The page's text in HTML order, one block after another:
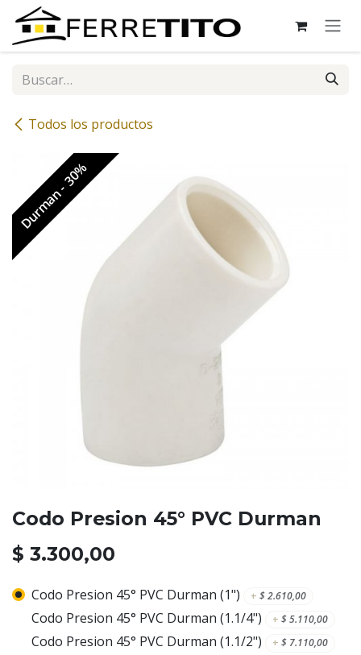
Ir al contenido
Todos los productos
Durman - 30%
Codo Presion 45° PVC Durman
$ 3.300,00
Codo Presion 45° PVC Durman (1") + $2.610,00
Codo Presion 45° PVC Durman (1.1/4") + $5.110,00
Codo Presion 45° PVC Durman (1.1/2") + $ 7.110,00